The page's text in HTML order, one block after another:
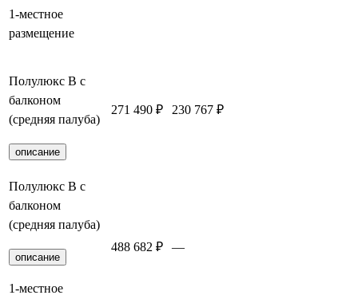
1-местное
размещение
Полулюкс В с
балконом
(средняя палуба)
описание
271 490 ₽ 230 767 ₽
Полулюкс В с
балконом
(средняя палуба)
описание
1-местное
488 682 ₽ —